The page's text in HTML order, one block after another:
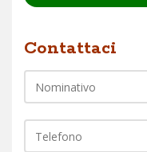
Contattaci